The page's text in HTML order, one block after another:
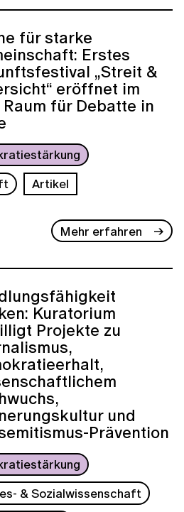
für starke
Erstes
„Streit &
eröffnet im
für Debatte in
Artikel
Mehr erfahren
Kuratorium
Projekte zu
und
Prävention
& Sozialwissenschaft